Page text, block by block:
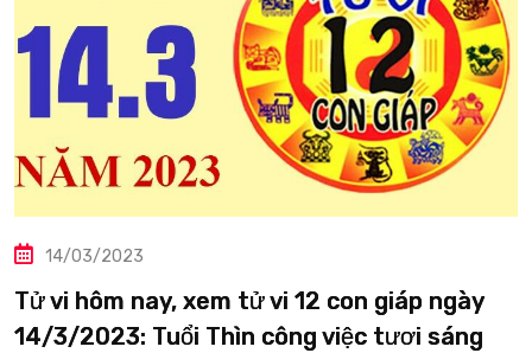
14/03/2023
Tử vi hôm nay, xem tử vi 12 con giáp ngày
14/3/2023: Tuổi Thìn công việc tươi sáng